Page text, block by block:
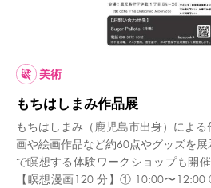
美術
もちはしまみ作品展
もちはしまみ（鹿児島市出身）によ
画や絵画作品など約60点やグッズを
で瞑想する体験ワークショップも開催
【瞑想漫画120 分】① 10:00〜